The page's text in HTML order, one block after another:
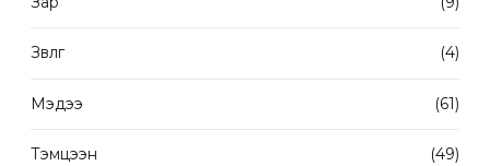
Зөвлөгөө (4)
Мэдээ (61)
Тэмцээн (49)